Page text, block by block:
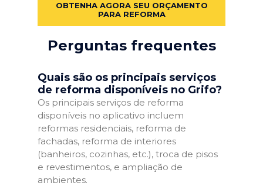
OBTENHA AGORA SEU ORÇAMENTO
PARA REFORMA
Perguntas frequentes
Quais são os principais serviços
de reforma disponíveis no Grifo?
Os principais serviços de reforma
disponíveis no aplicativo incluem
reformas residenciais, reforma de
fachadas, reforma de interiores
(banheiros, cozinhas, etc.), troca de pisos
e revestimentos, e ampliação de
ambientes.